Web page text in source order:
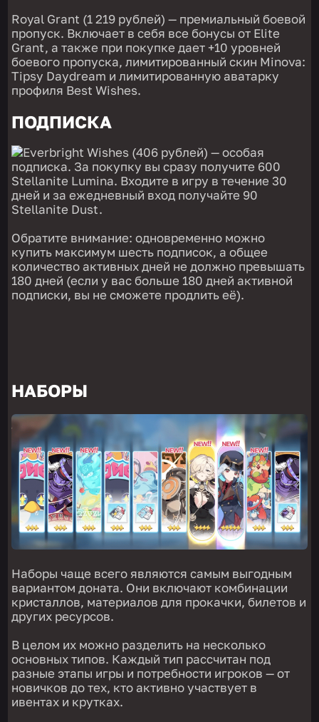
Royal Grant (1 219 рублей) — премиальный боевой
пропуск. Включает в себя все бонусы от Elite
Grant, а также при покупке дает +10 уровней
боевого пропуска, лимитированный скин Minova:
Tipsy Daydream и лимитированную аватарку
профиля Best Wishes.
ПОДПИСКА
Everbright Wishes (406 рублей) — особая
подписка. За покупку вы сразу получите 600
Stellanite Lumina. Входите в игру в течение 30
дней и за ежедневный вход получайте 90
Stellanite Dust.
Обратите внимание: одновременно можно
купить максимум шесть подписок, а общее
количество активных дней не должно превышать
180 дней (если у вас больше 180 дней активной
подписки, вы не сможете продлить её).
НАБОРЫ
Наборы чаще всего являются самым выгодным
вариантом доната. Они включают комбинации
кристаллов, материалов для прокачки, билетов и
других ресурсов.
В целом их можно разделить на несколько
основных типов. Каждый тип рассчитан под
разные этапы игры и потребности игроков — от
новичков до тех, кто активно участвует в
ивентах и крутках.